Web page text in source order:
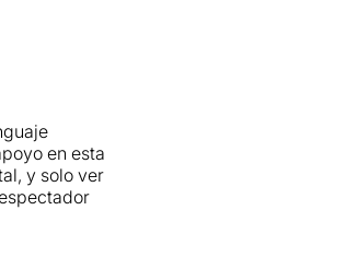
en esta
y solo ver